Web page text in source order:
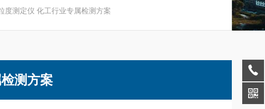
度测定仪 化工行业专属检测方案
测方案